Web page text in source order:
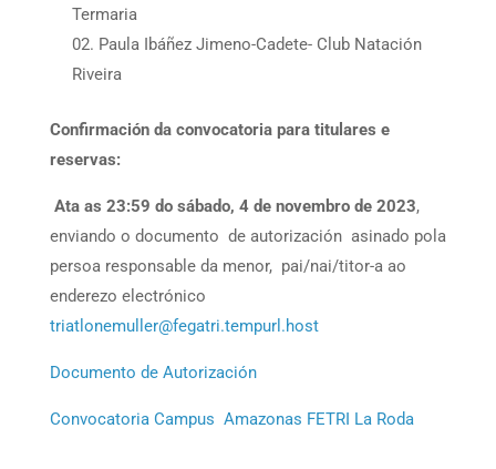
Termaria
Paula Ibáñez Jimeno-Cadete- Club Natación
Riveira
Confirmación da convocatoria para titulares e
reservas:
Ata as 23:59 do sábado, 4 de novembro de 2023,
enviando o documento de autorización asinado pola
persoa responsable da menor, pai/nai/titor-a ao
enderezo electrónico
triatlonemuller@fegatri.tempurl.host
Documento de Autorización
Convocatoria Campus Amazonas FETRI La Roda